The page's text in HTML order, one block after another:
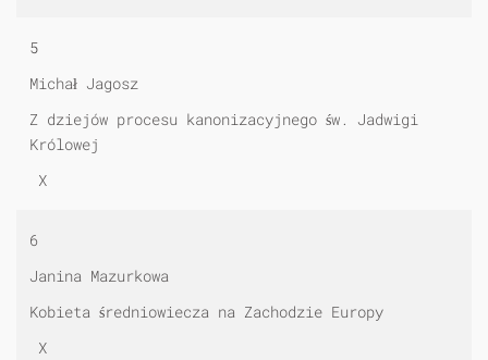
5
Michał Jagosz
Z dziejów procesu kanonizacyjnego św. Jadwigi
Królowej
X
6
Janina Mazurkowa
Kobieta średniowiecza na Zachodzie Europy
X